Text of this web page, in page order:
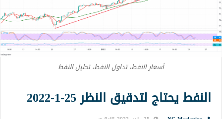
أسعار النفط، تداول النفط، تحليل النفط
النفط يحتاج لتدقيق النظر 25-1-2022